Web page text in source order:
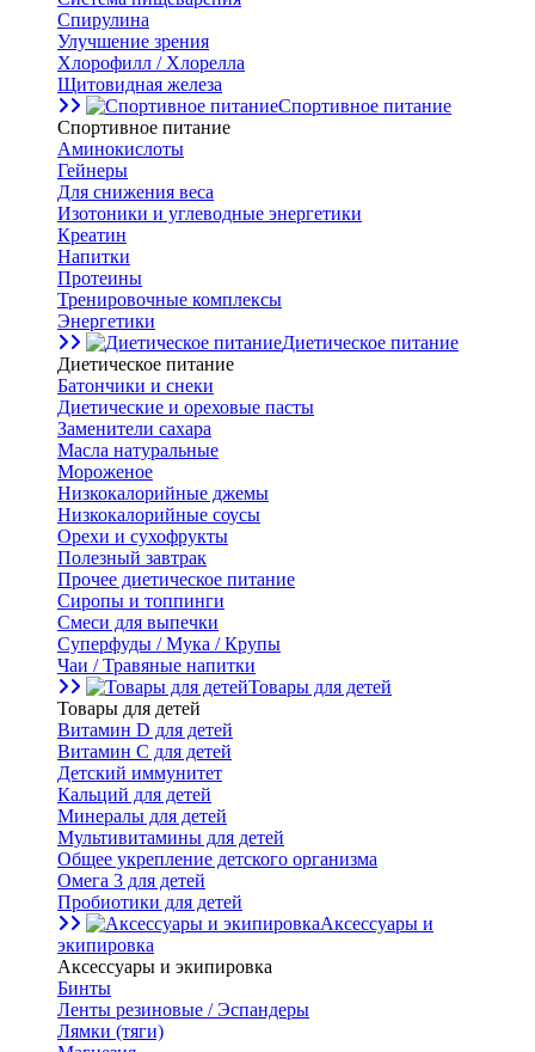
Спирулина
Улучшение зрения
Хлорофилл / Хлорелла
Щитовидная железа
Спортивное питание
Спортивное питание
Аминокислоты
Гейнеры
Для снижения веса
Изотоники и углеводные энергетики
Креатин
Напитки
Протеины
Тренировочные комплексы
Энергетики
Диетическое питание
Диетическое питание
Батончики и снеки
Диетические и ореховые пасты
Заменители сахара
Масла натуральные
Мороженое
Низкокалорийные джемы
Низкокалорийные соусы
Орехи и сухофрукты
Полезный завтрак
Прочее диетическое питание
Сиропы и топпинги
Смеси для выпечки
Суперфуды / Мука / Крупы
Чаи / Травяные напитки
Товары для детей
Товары для детей
Витамин D для детей
Витамин С для детей
Детский иммунитет
Кальций для детей
Минералы для детей
Мультивитамины для детей
Общее укрепление детского организма
Омега 3 для детей
Пробиотики для детей
Аксессуары и
экипировка
Аксессуары и экипировка
Бинты
Ленты резиновые / Эспандеры
Лямки (тяги)